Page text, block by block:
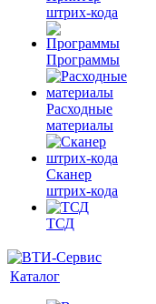
штрих-кода
Программы
Расходные
материалы
Сканер
штрих-кода
ТСД
Каталог